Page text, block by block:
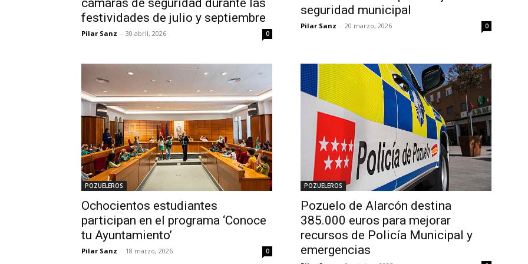
cámaras de seguridad durante las
festividades de julio y septiembre
Pilar Sanz - 30 abril, 2026 0
seguridad municipal
Pilar Sanz - 20 marzo, 2026 0
POZUELEROS
Ochocientos estudiantes
participan en el programa ‘Conoce
tu Ayuntamiento’
Pilar Sanz - 18 marzo, 2026 0
POZUELEROS
Pozuelo de Alarcón destina
385.000 euros para mejorar
recursos de Policía Municipal y
emergencias